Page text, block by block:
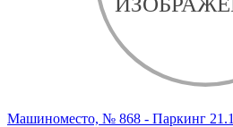
Машиноместо, № 868 - Паркинг 21.1